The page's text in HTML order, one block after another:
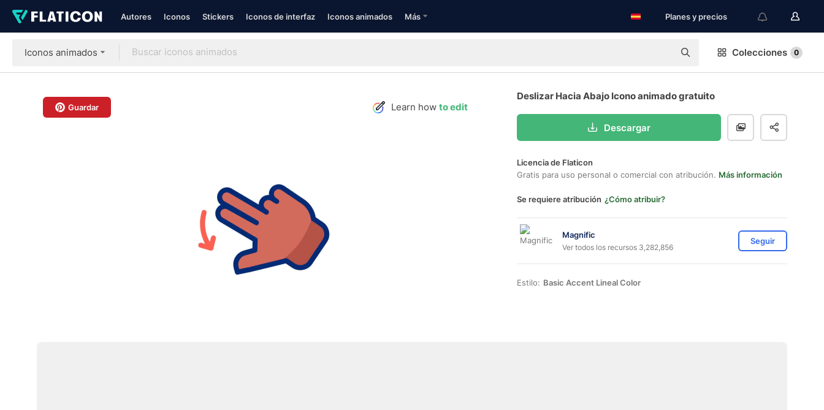
Autores Iconos Stickers Iconos de interfaz Iconos animados Más Planes y precios
Iconos animados Colecciones 0
Guardar Learn how to edit
Deslizar Hacia Abajo Icono animado gratuito
Descargar
Licencia de Flaticon
Gratis para uso personal o comercial con atribución. Más información
Se requiere atribución ¿Cómo atribuir?
Magnific
Ver todos los recursos 3,282,856
Seguir
Estilo: Basic Accent Lineal Color